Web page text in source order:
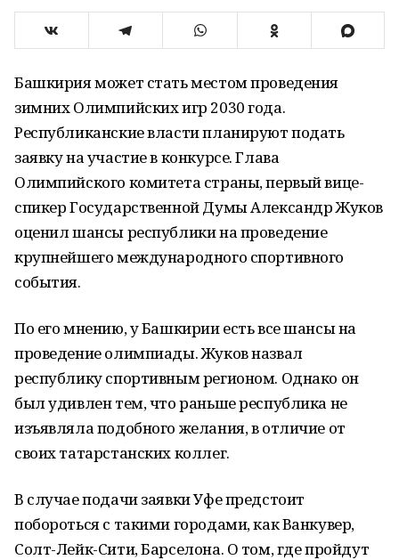
Башкирия может стать местом проведения
зимних Олимпийских игр 2030 года.
Республиканские власти планируют подать
заявку на участие в конкурсе. Глава
Олимпийского комитета страны, первый вице-
спикер Государственной Думы Александр Жуков
оценил шансы республики на проведение
крупнейшего международного спортивного
события.
По его мнению, у Башкирии есть все шансы на
проведение олимпиады. Жуков назвал
республику спортивным регионом. Однако он
был удивлен тем, что раньше республика не
изъявляла подобного желания, в отличие от
своих татарстанских коллег.
В случае подачи заявки Уфе предстоит
побороться с такими городами, как Ванкувер,
Солт-Лейк-Сити, Барселона. О том, где пройдут